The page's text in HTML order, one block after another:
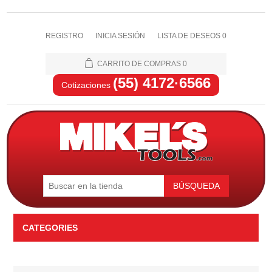
REGISTRO INICIA SESIÓN LISTA DE DESEOS 0
CARRITO DE COMPRAS 0
Cotizaciones (55) 4172·6566
BÚSQUEDA
CATEGORIES